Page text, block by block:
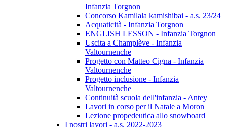
Infanzia Torgnon
Concorso Kamilala kamishibai - a.s. 23/24
Acquaticità - Infanzia Torgnon
ENGLISH LESSON - Infanzia Torgnon
Uscita a Champlève - Infanzia
Valtournenche
Progetto con Matteo Cigna - Infanzia
Valtournenche
Progetto inclusione - Infanzia
Valtournenche
Continuità scuola dell'infanzia - Antey
Lavori in corso per il Natale a Moron
Lezione propedeutica allo snowboard
I nostri lavori - a.s. 2022-2023